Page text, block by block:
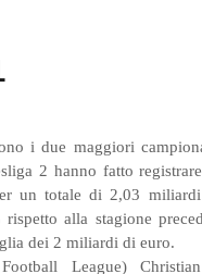
i due maggiori
2 hanno fatto
un totale di 2,03
alla stagione
dei 2 miliardi di euro.
League)